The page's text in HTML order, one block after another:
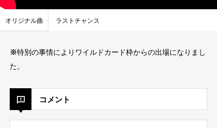
オリジナル曲 ラストチャンス
※特別の事情によりワイルドカード枠からの出場になりまし
た。
コメント